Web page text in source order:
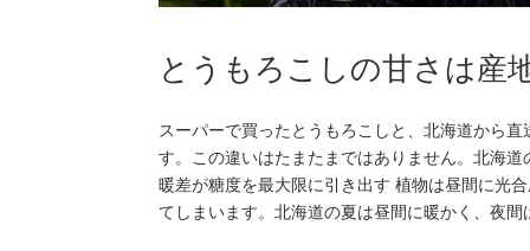
とうもろこしの甘さは産
スーパーで買ったとうもろこしと、北海道から
す。この違いはたまたまではありません。北海
暖差が糖度を最大限に引き出す 植物は昼間に光
てしまいます。北海道の夏は昼間に暖かく、夜